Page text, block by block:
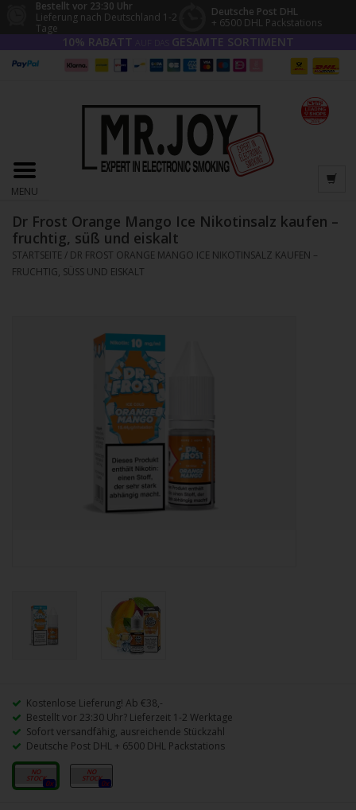
Bestellt vor 23:30 Uhr
Lieferung nach Deutschland 1-2
Tage
Deutsche Post DHL
+ 6500 DHL Packstations
10% RABATT GESAMTE SORTIMENT
MENU
Dr Frost Orange Mango Ice Nikotinsalz kaufen –
fruchtig, süß und eiskalt
STARTSEITE / DR FROST ORANGE MANGO ICE NIKOTINSALZ KAUFEN –
FRUCHTIG, SÜSS UND EISKALT
Kostenlose Lieferung! Ab €38,-
Bestellt vor 23:30 Uhr? Lieferzeit 1-2 Werktage
Sofort versandfähig, ausreichende Stückzahl
Deutsche Post DHL + 6500 DHL Packstations
10mg
0x
20mg
0x